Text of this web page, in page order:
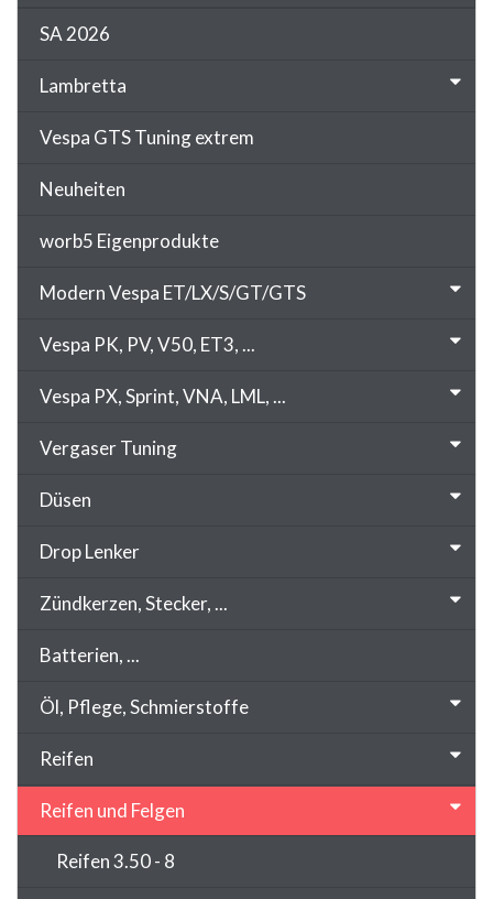
SA 2026
Lambretta
Vespa GTS Tuning extrem
Neuheiten
worb5 Eigenprodukte
Modern Vespa ET/LX/S/GT/GTS
Vespa PK, PV, V50, ET3, ...
Vespa PX, Sprint, VNA, LML, ...
Vergaser Tuning
Düsen
Drop Lenker
Zündkerzen, Stecker, ...
Batterien, ...
Öl, Pflege, Schmierstoffe
Reifen
Reifen und Felgen
Reifen 3.50 - 8